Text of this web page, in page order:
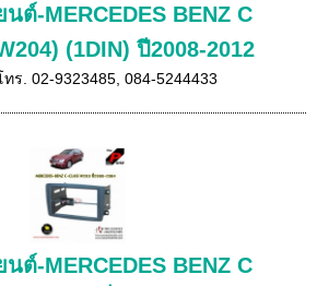
ต์-MERCEDES BENZ C
(1DIN) ปี2008-2012
ร. 02-9323485, 084-5244433
ต์-MERCEDES BENZ C